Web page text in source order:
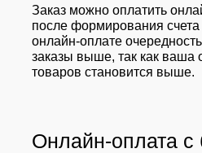
Заказ можно оплатить
после формирования
онлайн-оплате
заказы выше, так как ваша
товаров становится выше.
Онлайн-оплата с